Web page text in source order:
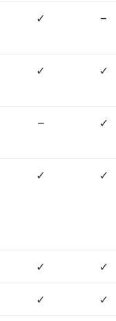
✓ –
✓ ✓
– ✓
✓ ✓
✓ ✓
✓ ✓